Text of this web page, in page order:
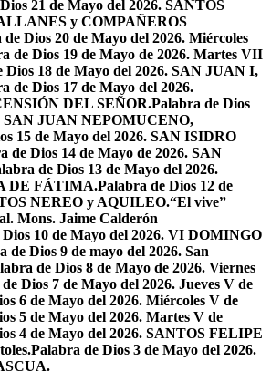
21 de Mayo del 2026. SANTOS
y COMPAÑEROS
de Dios 20 de Mayo del 2026. Miércoles
de Dios 19 de Mayo de 2026. Martes VII
Dios 18 de Mayo del 2026. SAN JUAN I,
de Dios 17 de Mayo del 2026.
DEL SEÑOR.Palabra de Dios
SAN JUAN NEPOMUCENO,
15 de Mayo del 2026. SAN ISIDRO
de Dios 14 de Mayo de 2026. SAN
de Dios 13 de Mayo del 2026.
DE FÁTIMA.Palabra de Dios 12 de
NEREO y AQUILEO.“El vive”
Mons. Jaime Calderón
10 de Mayo del 2026. VI DOMINGO
de Dios 9 de mayo del 2026. San
de Dios 8 de Mayo de 2026. Viernes
Dios 7 de Mayo del 2026. Jueves V de
6 de Mayo del 2026. Miércoles V de
5 de Mayo del 2026. Martes V de
4 de Mayo del 2026. SANTOS FELIPE
Palabra de Dios 3 de Mayo del 2026.